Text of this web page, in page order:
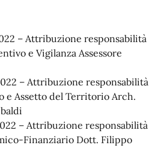
– Attribuzione responsabilità
e Vigilanza Assessore
– Attribuzione responsabilità
e Assetto del Territorio Arch.
– Attribuzione responsabilità
Finanziario Dott. Filippo